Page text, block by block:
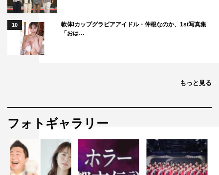
10
軟体Iカップグラビアアイドル・仲根なのか、1st写真集
「おは…
もっと見る
フォトギャラリー